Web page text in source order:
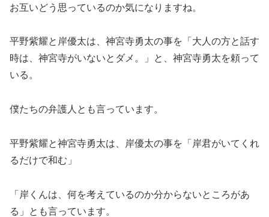
お互いどう思っているのか気になりますね。
平野紫耀と岸優太は、神宮寺勇太の事を「大人の方と話す
時は、神宮寺がいないとダメ。」と、神宮寺勇太を頼って
いる。
僕たちの弁護人とも言っています。
平野紫耀と神宮寺勇太は、岸優太の事を「岸君がいてくれ
るだけで和む」
「岸くんは、何を考えているのか分からないところがあ
る」とも言っています。